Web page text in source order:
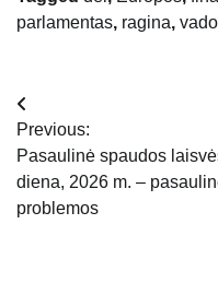
parlamentas, ragina,
Navigacija
tarp
įrašų
Previous:
Pasaulinė spaudos
diena, 2026 m. –
problemos